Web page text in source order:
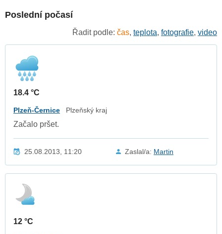
Poslední počasí
Řadit podle: čas, teplota, fotografie, video
18.4 °C
Plzeň-Černice Plzeňský kraj
Začalo pršet.
25.08.2013, 11:20 Zaslal/a: Martin
12 °C